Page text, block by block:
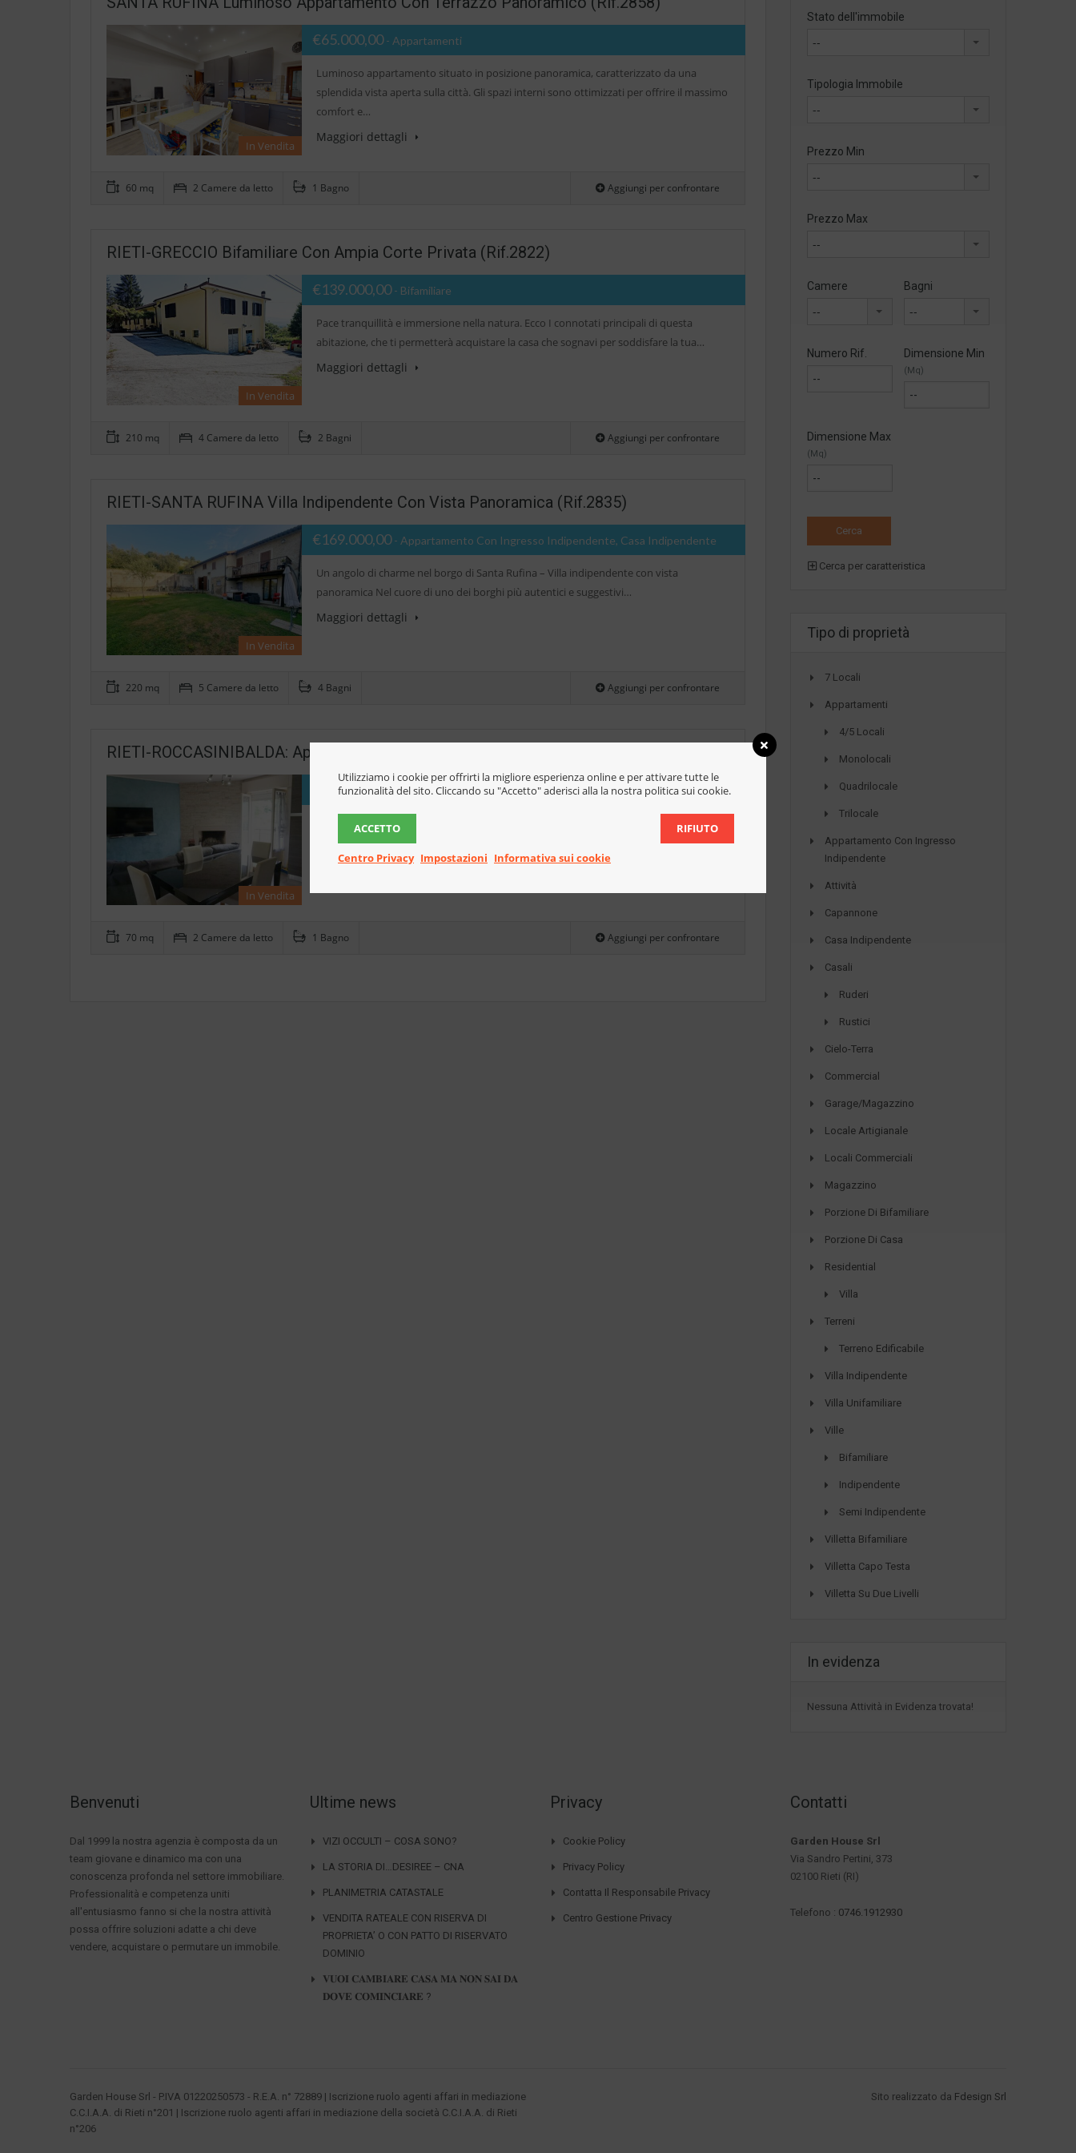
In Vendita
€65.000,00- Appartamenti
Luminoso appartamento situato in posizione panoramica, caratterizzato da una
splendida vista aperta sulla città. Gli spazi interni sono ottimizzati per offrire il massimo
comfort e…
Maggiori dettagli
60 mq 2 Camere da letto 1 Bagno Aggiungi per confrontare
RIETI-GRECCIO Bifamiliare Con Ampia Corte Privata (Rif.2822)
In Vendita
€139.000,00- Bifamiliare
Pace tranquillità e immersione nella natura. Ecco I connotati principali di questa
abitazione, che ti permetterà acquistare la casa che sognavi per soddisfare la tua…
Maggiori dettagli
210 mq 4 Camere da letto 2 Bagni Aggiungi per confrontare
RIETI-SANTA RUFINA Villa Indipendente Con Vista Panoramica (Rif.2835)
In Vendita
€169.000,00- Appartamento Con Ingresso Indipendente, Casa Indipendente
Un angolo di charme nel borgo di Santa Rufina – Villa indipendente con vista
panoramica Nel cuore di uno dei borghi più autentici e suggestivi…
Maggiori dettagli
220 mq 5 Camere da letto 4 Bagni Aggiungi per confrontare
RIETI-ROCCASINIBALDA: Appartamento Completamente Ristrutturato (Rif.2604 A)
In Vendita
€69.000,00- Appartamenti
Nel cuore della sabina, a pochi km da Rieti e dal lago del turano, Immobiliare Centro
Italia propone in vendita appartamento completamente ristrutturato nei minimi…
Maggiori dettagli
70 mq 2 Camere da letto 1 Bagno Aggiungi per confrontare
Stato dell'immobile
--
Tipologia Immobile
--
Prezzo Min
--
Prezzo Max
--
Camere
--
Bagni
--
Numero Rif. Dimensione Min
(Mq)
Dimensione Max
(Mq)
Cerca per caratteristica
Tipo di proprietà
7 Locali
Appartamenti
4/5 Locali
Monolocali
Quadrilocale
Trilocale
Appartamento Con Ingresso
Indipendente
Attività
Capannone
Casa Indipendente
Casali
Ruderi
Rustici
Cielo-Terra
Commercial
Garage/Magazzino
Locale Artigianale
Locali Commerciali
Magazzino
Porzione Di Bifamiliare
Porzione Di Casa
Residential
Villa
Terreni
Terreno Edificabile
Villa Indipendente
Villa Unifamiliare
Ville
Bifamiliare
Indipendente
Semi Indipendente
Villetta Bifamiliare
Villetta Capo Testa
Villetta Su Due Livelli
In evidenza
Nessuna Attività in Evidenza trovata!
Benvenuti
Dal 1999 la nostra agenzia è composta da un
team giovane e dinamico ma con una
conoscenza profonda nel settore immobiliare.
Professionalità e competenza uniti
all'entusiasmo fanno si che la nostra attività
possa offrire soluzioni adatte a chi deve
vendere, acquistare o permutare un immobile.
Ultime news
VIZI OCCULTI – COSA SONO?
LA STORIA DI…DESIREE – CNA
PLANIMETRIA CATASTALE
VENDITA RATEALE CON RISERVA DI
PROPRIETA’ O CON PATTO DI RISERVATO
DOMINIO
𝐕𝐔𝐎𝐈 𝐂𝐀𝐌𝐁𝐈𝐀𝐑𝐄 𝐂𝐀𝐒𝐀 𝐌𝐀 𝐍𝐎𝐍 𝐒𝐀𝐈 𝐃𝐀
𝐃𝐎𝐕𝐄 𝐂𝐎𝐌𝐈𝐍𝐂𝐈𝐀𝐑𝐄 ?
Privacy
Cookie Policy
Privacy Policy
Contatta Il Responsabile Privacy
Centro Gestione Privacy
Contatti
Garden House Srl
Via Sandro Pertini, 373
02100 Rieti (RI)
Telefono : 0746.1912930
Garden House Srl - P.IVA 01220250573 - R.E.A. n° 72889 | Iscrizione ruolo agenti affari in mediazione
C.C.I.A.A. di Rieti n°201 | Iscrizione ruolo agenti affari in mediazione della società C.C.I.A.A. di Rieti
n°206
Sito realizzato da Fdesign Srl
Utilizziamo i cookie per offrirti la migliore esperienza online e per attivare tutte le
funzionalità del sito. Cliccando su "Accetto" aderisci alla la nostra politica sui cookie.
ACCETTO RIFIUTO
Centro Privacy Impostazioni Informativa sui cookie